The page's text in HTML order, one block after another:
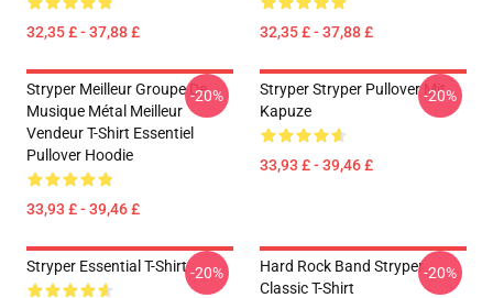
32,35 £ - 37,88 £ 32,35 £ - 37,88 £
Stryper Meilleur Groupe De
Musique Métal Meilleur
Vendeur T-Shirt Essentiel
Pullover Hoodie
33,93 £ - 39,46 £
-20%
Stryper Stryper Pullover Mit
Kapuze
33,93 £ - 39,46 £
-20%
Stryper Essential T-Shirt-20%
Hard Rock Band Stryper
Classic T-Shirt
-20%